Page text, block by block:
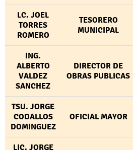
LC. JOEL
TORRES
ROMERO
TESORERO
MUNICIPAL
ING.
ALBERTO
VALDEZ
SANCHEZ
DIRECTOR DE
OBRAS PUBLICAS
TSU. JORGE
CODALLOS
DOMINGUEZ
OFICIAL MAYOR
LIC. JORGE